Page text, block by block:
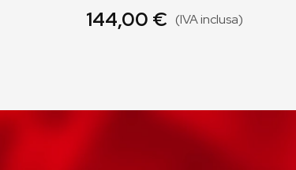
144,00 € (IVA inclusa)